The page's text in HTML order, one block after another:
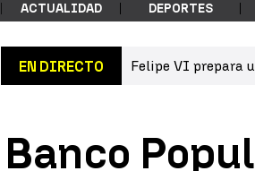
ACTUALIDAD DEPORTES
EN DIRECTO Felipe VI prepara
Banco